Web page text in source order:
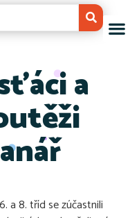
a
a 8. tříd se zúčastnili